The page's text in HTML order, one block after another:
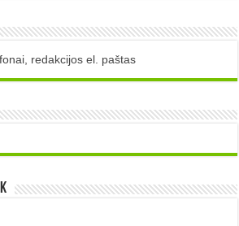
redakcijos el. paštas